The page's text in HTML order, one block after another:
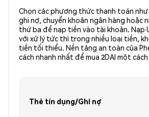
Chọn các phương thức thanh toán
ghi nợ, chuyển khoản ngân hàng hoặc
thứ ba để nạp tiền vào tài khoản. Nạp
với xử lý tức thì trong nhiều loại tiền,
tiền tối thiểu. Nền tảng an toàn của
cách nhanh nhất để mua 2DAI một
Thẻ tín dụng/Ghi nợ